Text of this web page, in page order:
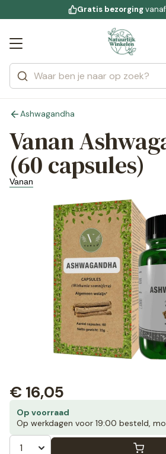
Jouw
voor 19:00 uur
Gratis bezorging
Zoeken
Categorieën
Merken
Bekijk alle
Ashwagandha
Vanan
(60 capsules)
Vanan
Op voorraad
Op werkdagen voor 19:00 besteld,
€ 16,05